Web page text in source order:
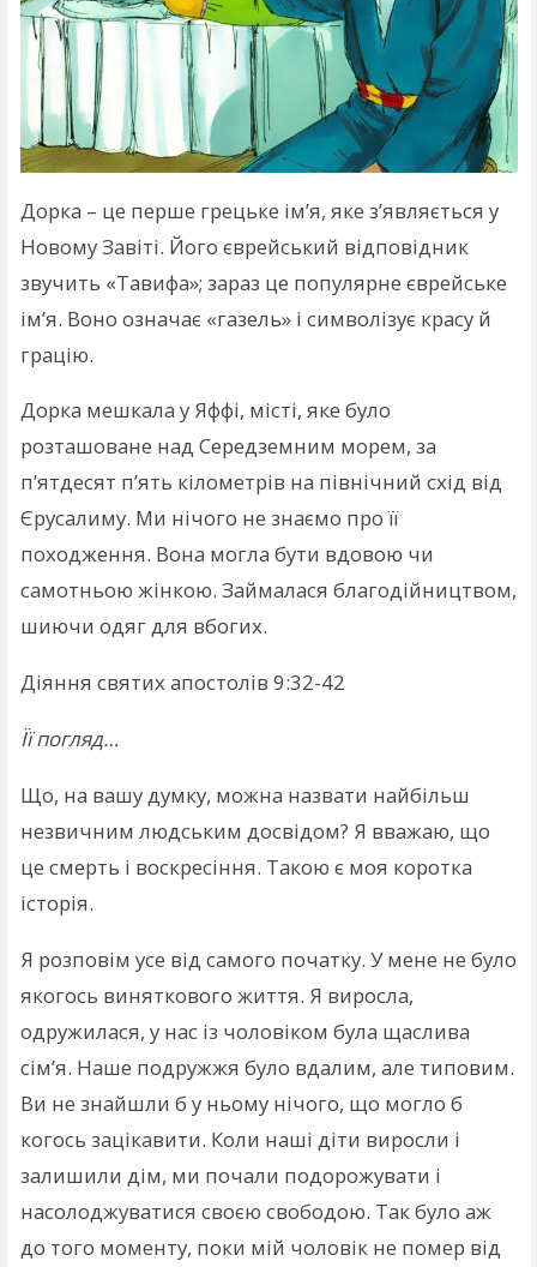
Дорка – це перше грецьке ім’я, яке з’являється у
Новому Завіті. Його єврейський відповідник
звучить «Тавифа»; зараз це популярне єврейське
ім’я. Воно означає «газель» і символізує красу й
грацію.
Дорка мешкала у Яффі, місті, яке було
розташоване над Середземним морем, за
п’ятдесят п’ять кілометрів на північний схід від
Єрусалиму. Ми нічого не знаємо про її
походження. Вона могла бути вдовою чи
самотньою жінкою. Займалася благодійництвом,
шиючи одяг для вбогих.
Діяння святих апостолів 9:32-42
Її погляд…
Що, на вашу думку, можна назвати найбільш
незвичним людським досвідом? Я вважаю, що
це смерть і воскресіння. Такою є моя коротка
історія.
Я розповім усе від самого початку. У мене не було
якогось виняткового життя. Я виросла,
одружилася, у нас із чоловіком була щаслива
сім’я. Наше подружжя було вдалим, але типовим.
Ви не знайшли б у ньому нічого, що могло б
когось зацікавити. Коли наші діти виросли і
залишили дім, ми почали подорожувати і
насолоджуватися своєю свободою. Так було аж
до того моменту, поки мій чоловік не помер від